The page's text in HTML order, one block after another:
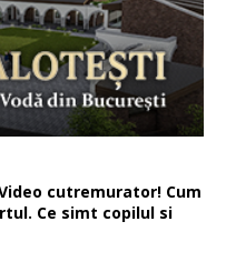
cutremurator! Cum
Ce simt copilul si